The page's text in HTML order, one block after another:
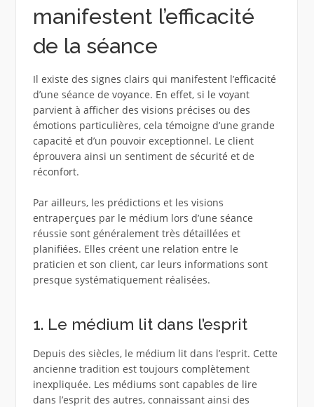
manifestent l’efficacité
de la séance
Il existe des signes clairs qui manifestent l’efficacité
d’une séance de voyance. En effet, si le voyant
parvient à afficher des visions précises ou des
émotions particulières, cela témoigne d’une grande
capacité et d’un pouvoir exceptionnel. Le client
éprouvera ainsi un sentiment de sécurité et de
réconfort.
Par ailleurs, les prédictions et les visions
entraperçues par le médium lors d’une séance
réussie sont généralement très détaillées et
planifiées. Elles créent une relation entre le
praticien et son client, car leurs informations sont
presque systématiquement réalisées.
1. Le médium lit dans l’esprit
Depuis des siècles, le médium lit dans l’esprit. Cette
ancienne tradition est toujours complètement
inexpliquée. Les médiums sont capables de lire
dans l’esprit des autres, connaissant ainsi des